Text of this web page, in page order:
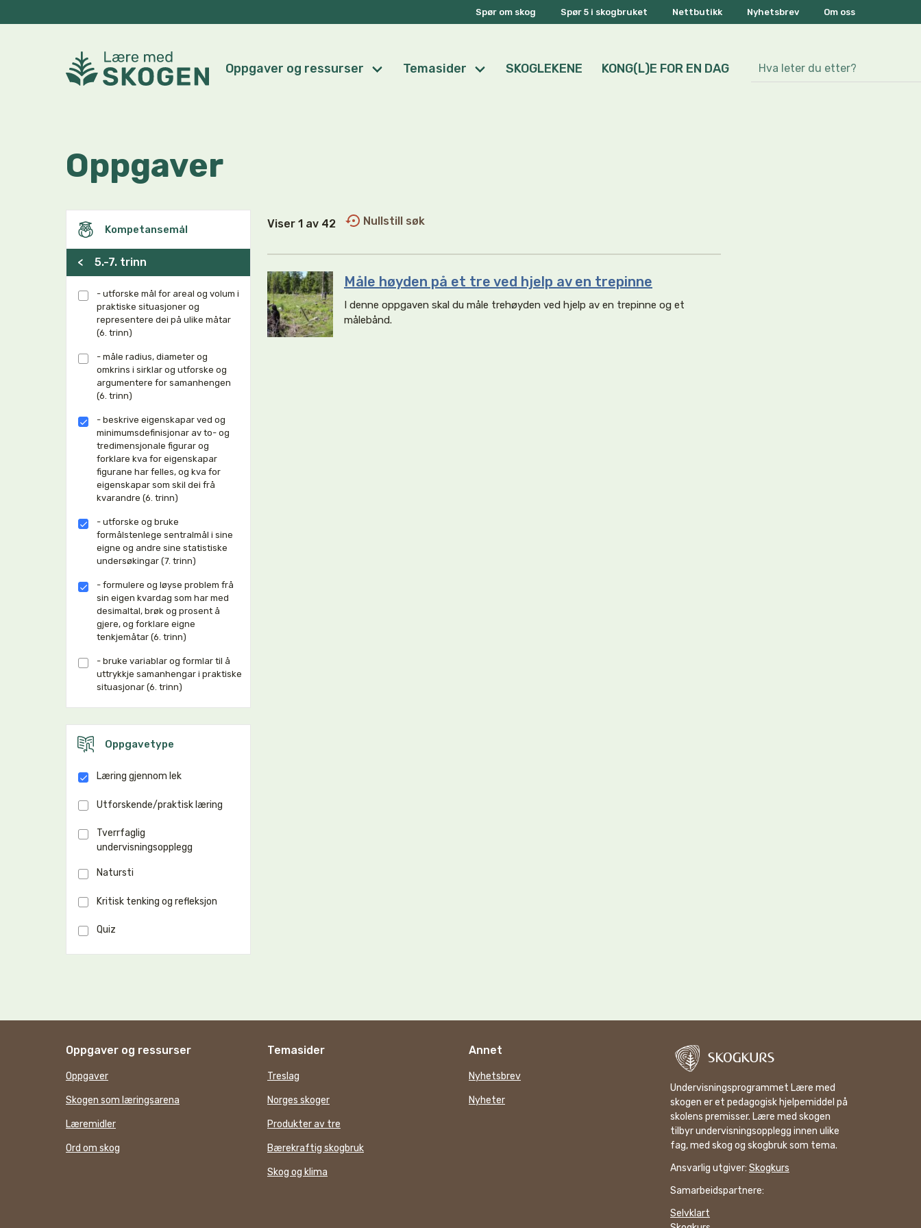
Spør om skog Spør 5 i skogbruket Nettbutikk Nyhetsbrev Om oss
Oppgaver og ressurser Temasider SKOGLEKENE KONG(L)E FOR EN DAG
Oppgaver
Kompetansemål
< 5.-7. trinn
- utforske mål for areal og volum i
praktiske situasjoner og
representere dei på ulike måtar
(6. trinn)
- måle radius, diameter og
omkrins i sirklar og utforske og
argumentere for samanhengen
(6. trinn)
- beskrive eigenskapar ved og
minimumsdefinisjonar av to- og
tredimensjonale figurar og
forklare kva for eigenskapar
figurane har felles, og kva for
eigenskapar som skil dei frå
kvarandre (6. trinn)
- utforske og bruke
formålstenlege sentralmål i sine
eigne og andre sine statistiske
undersøkingar (7. trinn)
- formulere og løyse problem frå
sin eigen kvardag som har med
desimaltal, brøk og prosent å
gjere, og forklare eigne
tenkjemåtar (6. trinn)
- bruke variablar og formlar til å
uttrykkje samanhengar i praktiske
situasjonar (6. trinn)
Oppgavetype
Læring gjennom lek
Utforskende/praktisk læring
Tverrfaglig
undervisningsopplegg
Natursti
Kritisk tenking og refleksjon
Quiz
Viser 1 av 42 Nullstill søk
Måle høyden på et tre ved hjelp av en trepinne
I denne oppgaven skal du måle trehøyden ved hjelp av en trepinne og et
målebånd.
Oppgaver og ressurser
Oppgaver
Skogen som læringsarena
Læremidler
Ord om skog
Temasider
Treslag
Norges skoger
Produkter av tre
Bærekraftig skogbruk
Skog og klima
Annet
Nyhetsbrev
Nyheter
Undervisningsprogrammet Lære med
skogen er et pedagogisk hjelpemiddel på
skolens premisser. Lære med skogen
tilbyr undervisningsopplegg innen ulike
fag, med skog og skogbruk som tema.
Ansvarlig utgiver: Skogkurs
Samarbeidspartnere:
Selvklart